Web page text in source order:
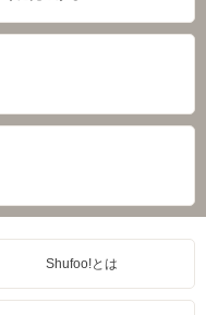
Shufoo!とは